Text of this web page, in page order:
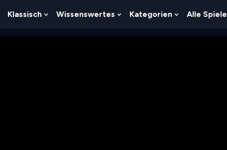
Show
Klassisch
Show
For
Wissenswertes
Show
For
Kategorien
Show
For
Alle Spiele